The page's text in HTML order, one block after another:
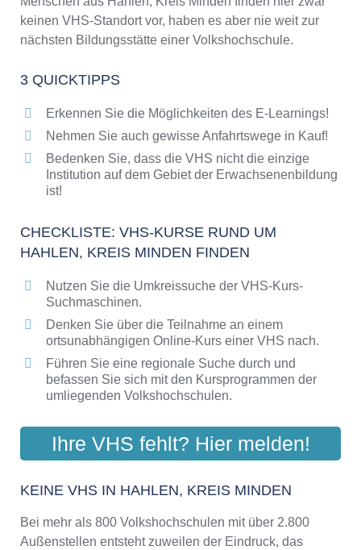
Das bundesweite Netzwerk der
Volkshochschulen
Checkliste: So erkennen Sie gute
keinen VHS-Standort vor, haben es aber nie weit zur
nächsten Bildungsstätte einer Volkshochschule.
3 QUICKTIPPS
Erkennen Sie die Möglichkeiten des E-Learnings!
Nehmen Sie auch gewisse Anfahrtswege in Kauf!
Bedenken Sie, dass die VHS nicht die einzige
Institution auf dem Gebiet der Erwachsenenbildung
ist!
CHECKLISTE: VHS-KURSE RUND UM
HAHLEN, KREIS MINDEN FINDEN
Nutzen Sie die Umkreissuche der VHS-Kurs-
Suchmaschinen.
Denken Sie über die Teilnahme an einem
ortsunabhängigen Online-Kurs einer VHS nach.
Führen Sie eine regionale Suche durch und
befassen Sie sich mit den Kursprogrammen der
umliegenden Volkshochschulen.
Ihre VHS fehlt? Hier melden!
KEINE VHS IN HAHLEN, KREIS MINDEN
Bei mehr als 800 Volkshochschulen mit über 2.800
Außenstellen entsteht zuweilen der Eindruck, das